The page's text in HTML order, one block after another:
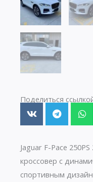
Поделиться
Jaguar F-Pace
кроссовер с
спортивным